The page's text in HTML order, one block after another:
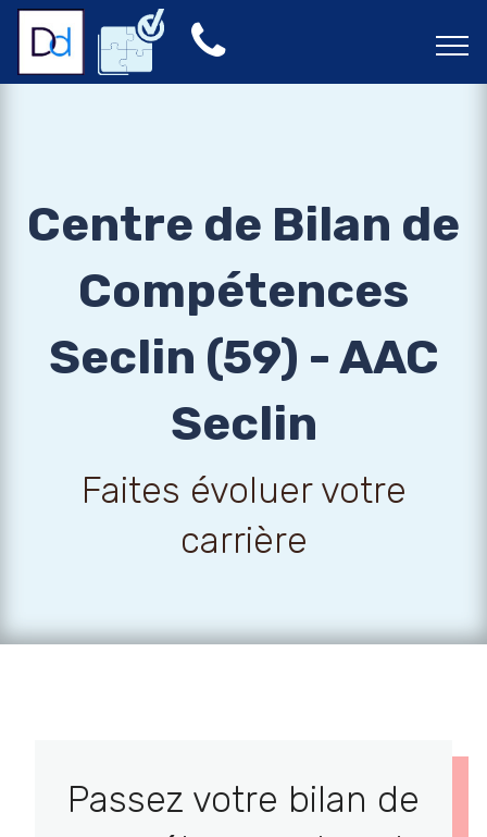
Centre de Bilan de
Compétences
Seclin (59) - AAC
Seclin
Faites évoluer votre
carrière
Passez votre bilan de